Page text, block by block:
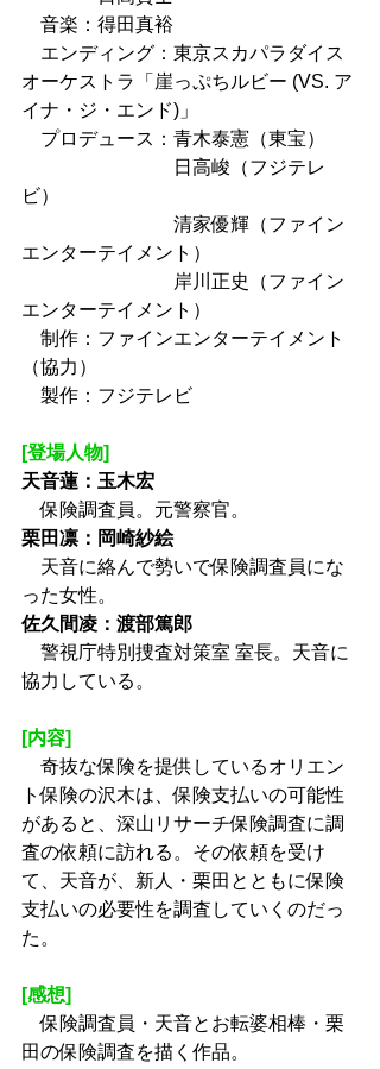
音楽：得田真裕
エンディング：東京スカパラダイス
オーケストラ「崖っぷちルビー (VS. ア
イナ・ジ・エンド)」
プロデュース：青木泰憲（東宝）
日高峻（フジテレ
ビ）
清家優輝（ファイン
エンターテイメント）
岸川正史（ファイン
エンターテイメント）
制作：ファインエンターテイメント
（協力）
製作：フジテレビ
[登場人物]
天音蓮：玉木宏
保険調査員。元警察官。
栗田凛：岡崎紗絵
天音に絡んで勢いで保険調査員にな
った女性。
佐久間凌：渡部篤郎
警視庁特別捜査対策室 室長。天音に
協力している。
[内容]
奇抜な保険を提供しているオリエン
ト保険の沢木は、保険支払いの可能性
があると、深山リサーチ保険調査に調
査の依頼に訪れる。その依頼を受け
て、天音が、新人・栗田とともに保険
支払いの必要性を調査していくのだっ
た。
[感想]
保険調査員・天音とお転婆相棒・栗
田の保険調査を描く作品。